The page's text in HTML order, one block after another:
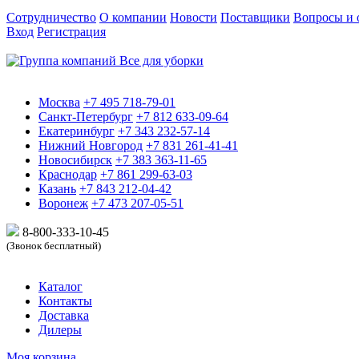
Сотрудничество О компании Новости Поставщики Вопросы и
Вход Регистрация
Москва +7 495 718-79-01
Санкт-Петербург +7 812 633-09-64
Екатеринбург +7 343 232-57-14
Нижний Новгород +7 831 261-41-41
Новосибирск +7 383 363-11-65
Краснодар +7 861 299-63-03
Казань +7 843 212-04-42
Воронеж +7 473 207-05-51
8-800-333-10-45
(Звонок бесплатный)
Каталог
Контакты
Доставка
Дилеры